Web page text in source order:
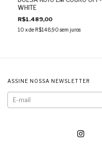
WHITE
R$1.489,00
10 x de R$148,90 sem juros
ASSINE NOSSA NEWSLETTER